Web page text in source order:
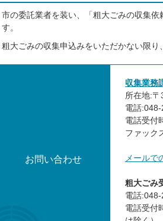
市の委託業者を装い、「粗大ごみの収集
す。
粗大ごみの収集申込みをいただかない限り
お問い合わせ
収集業務
所在地:
電話
電話受付
ファック
メールで
粗大ごみ
電話
電話受付